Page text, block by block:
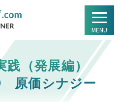
MENU
践（発展編）
原価シナジー